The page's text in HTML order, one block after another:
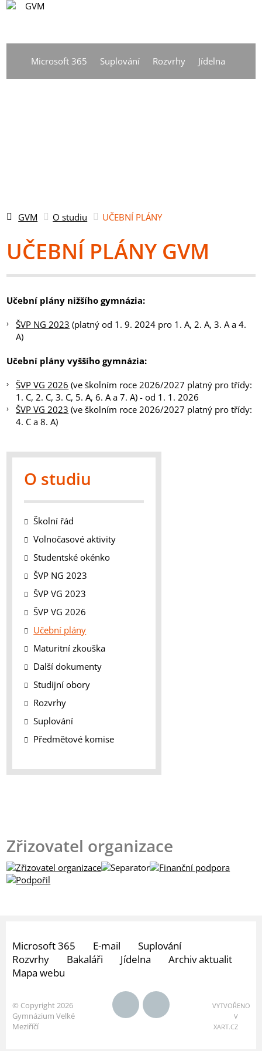
DE
Microsoft 365 Suplování Rozvrhy Jídelna
GVM O studiu UČEBNÍ PLÁNY
UČEBNÍ PLÁNY GVM
Učební plány nižšího gymnázia:
ŠVP NG 2023 (platný od 1. 9. 2024 pro 1. A, 2. A, 3. A a 4.
A)
Učební plány vyššího gymnázia:
ŠVP VG 2026 (ve školním roce 2026/2027 platný pro třídy:
1. C, 2. C, 3. C, 5. A, 6. A a 7. A) - od 1. 1. 2026
ŠVP VG 2023 (ve školním roce 2026/2027 platný pro třídy:
4. C a 8. A)
O studiu
Školní řád
Volnočasové aktivity
Studentské okénko
ŠVP NG 2023
ŠVP VG 2023
ŠVP VG 2026
Učební plány
Maturitní zkouška
Další dokumenty
Studijní obory
Rozvrhy
Suplování
Předmětové komise
Zřizovatel organizace
Microsoft 365 E-mail
Suplování
Rozvrhy
Bakaláři Jídelna
Archiv aktualit
Mapa webu
© Copyright 2026
Gymnázium Velké
Meziříčí
VYTVOŘENO
V
XART.CZ